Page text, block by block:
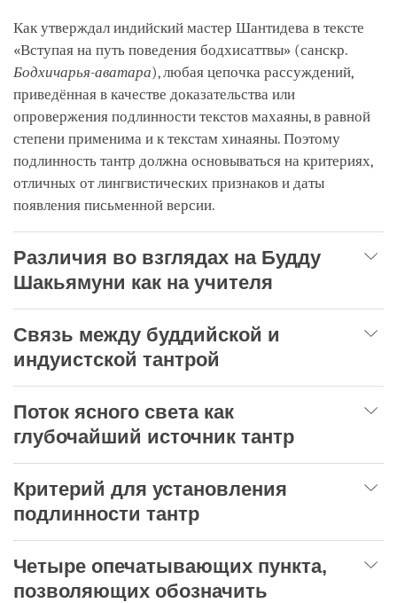
Как утверждал индийский мастер Шантидева в тексте
«Вступая на путь поведения бодхисаттвы» (санскр.
Бодхичарья-аватара), любая цепочка рассуждений,
приведённая в качестве доказательства или
опровержения подлинности текстов махаяны, в равной
степени применима и к текстам хинаяны. Поэтому
подлинность тантр должна основываться на критериях,
отличных от лингвистических признаков и даты
появления письменной версии.
Различия во взглядах на Будду
Шакьямуни как на учителя
Связь между буддийской и
индуистской тантрой
Поток ясного света как
глубочайший источник тантр
Критерий для установления
подлинности тантр
Четыре опечатывающих пункта,
позволяющих обозначить